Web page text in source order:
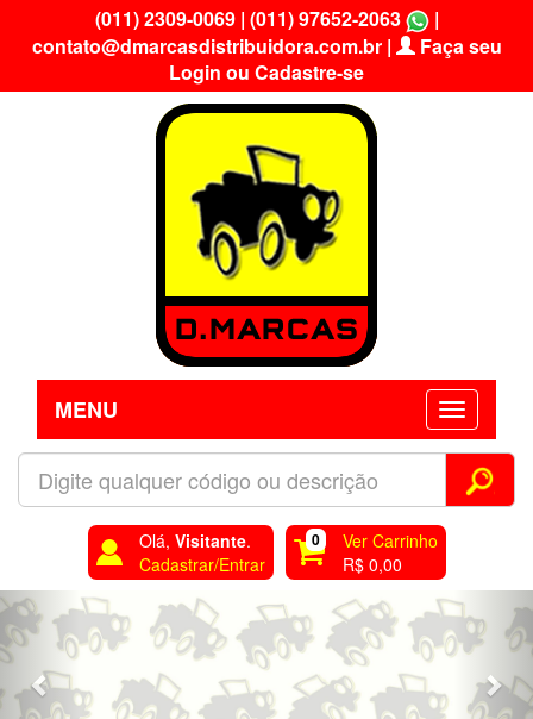
(011) 2309-0069| (011) 97652-2063
|
contato@dmarcasdistribuidora.com.br|
Faça seu
Login ou Cadastre-se
MENU
Olá, Visitante.
Cadastrar/Entrar
0
Ver Carrinho
R$ 0,00
Previous